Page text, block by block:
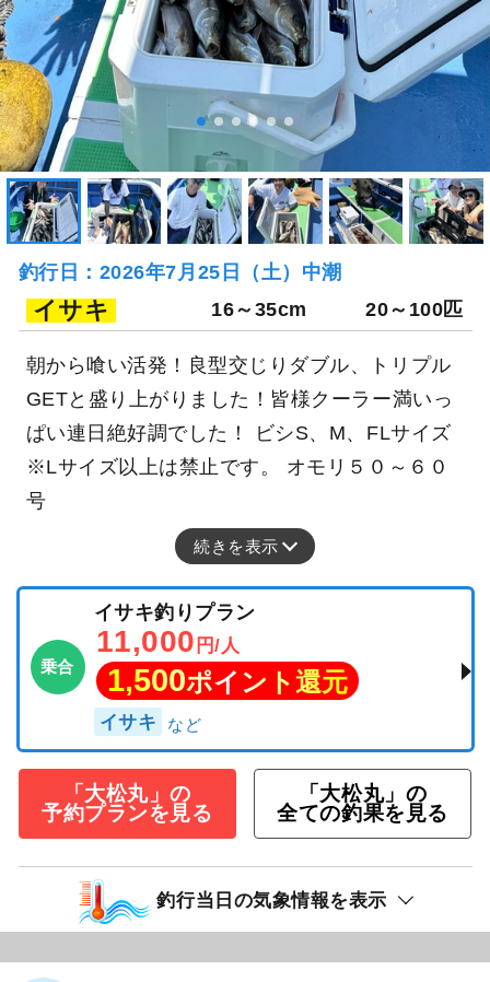
釣行日：2026年7月25日（土）中潮
イサキ 16～35cm 20～100匹
朝から喰い活発！良型交じりダブル、トリプル
GETと盛り上がりました！皆様クーラー満いっ
ぱい連日絶好調でした！ ビシS、M、FLサイズ
※Lサイズ以上は禁止です。 オモリ５０～６０
号
続きを表示
乗合
イサキ釣りプラン
11,000 円/人
1,500ポイント還元
イサキ
「大松丸」の
予約プランを見る
「大松丸」の
全ての釣果を見る
釣行当日の気象情報を表示